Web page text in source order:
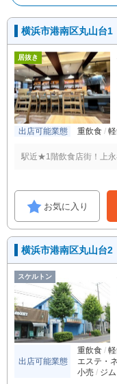
横浜市港南区丸山台1
居抜き
出店可能業態
重飲食
駅近★1階飲食店街！上
お気に入り
横浜市港南区丸山台2
スケルトン
出店可能業態
重飲食
エステ・
小売
ジ